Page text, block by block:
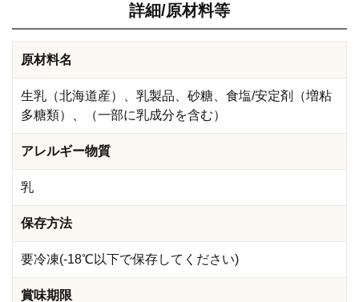
詳細/原材料等
原材料名
生乳（北海道産）、乳製品、砂糖、食塩/安定剤（増粘
多糖類）、（一部に乳成分を含む）
アレルギー物質
乳
保存方法
要冷凍(-18℃以下で保存してください)
賞味期限